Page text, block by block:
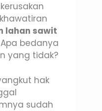
lahan sawit
bedanya
yang tidak?
hak
sudah